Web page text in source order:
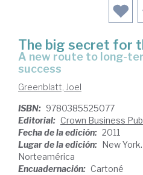
The big secret for
a new route to long-term investment
success
Greenblatt, Joel
ISBN: 9780385525077
Editorial: Crown Business
Fecha de la edición: 2011
Lugar de la edición: New
Norteamérica
Encuadernación: Cartoné